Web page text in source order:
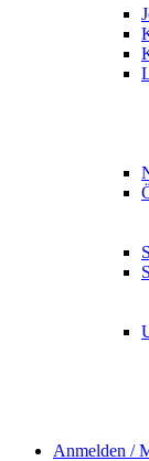
Anmelden /